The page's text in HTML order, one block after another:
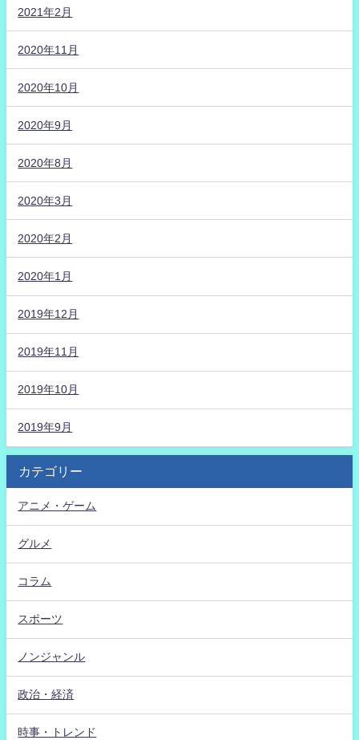
2021年2月
2020年11月
2020年10月
2020年9月
2020年8月
2020年3月
2020年2月
2020年1月
2019年12月
2019年11月
2019年10月
2019年9月
カテゴリー
アニメ・ゲーム
グルメ
コラム
スポーツ
ノンジャンル
政治・経済
時事・トレンド